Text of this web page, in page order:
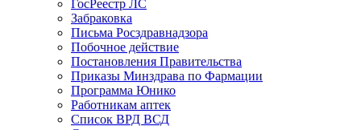
ГосРеестр ЛС
Забраковка
Письма Росздравнадзора
Побочное действие
Постановления Правительства
Приказы Минздрава по Фармации
Программа Юнико
Работникам аптек
Список ВРД ВСД